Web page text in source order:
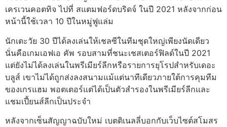
เครเวนคอตทิจ ไปที่ สแตมฟอร์ดบริดจ์ ในปี 2021 หลังจากก่อน
หน้านี้ใช้เวลา 10 ปีในหมู่ฟูแล่ม
นักเตะวัย 30 ปีได้ลงเล่นให้เชลซีในทีมชุดใหญ่เพียงนัดเดียว
นั่นคือเกมเอฟเอ คัพ รอบสามที่ชนะเชสเตอร์ฟิลด์ในปี 2021
แต่ยังไม่ได้ลงเล่นในพรีเมียร์ลีกหรือรายการยุโรปสำหรับเดอะ
บลูส์ เขาไม่ได้ถูกส่งลงสนามแม้แต่นาทีเดียวภายใต้การคุมทีม
ของเกรแฮม พอตเตอร์แต่ได้เป็นตัวสำรองในพรีเมียร์ลีกและ
แชมเปี้ยนส์ลีกเป็นประจำ
หลังจากเซ็นสัญญาฉบับใหม่ เบตติเนลลี่บอกกับเว็บไซต์สโมสร